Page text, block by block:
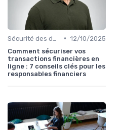
• 12/10/2025
Comment sécuriser vos
transactions financières en
ligne : 7 conseils clés pour les
responsables financiers